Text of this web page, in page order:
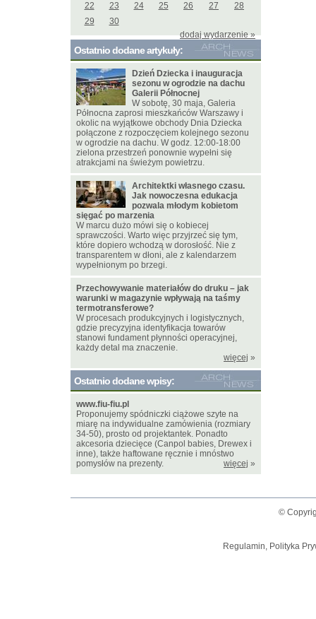
22
23 24 25 26 27
28
29
30
dodaj wydarzenie »
Ostatnio dodane artykuły:
Dzień Dziecka i inauguracja
sezonu w ogrodzie na dachu
Galerii Północnej
W sobotę, 30 maja, Galeria
Północna zaprosi mieszkańców Warszawy i
okolic na wyjątkowe obchody Dnia Dziecka
połączone z rozpoczęciem kolejnego sezonu
w ogrodzie na dachu. W godz. 12:00-18:00
zielona przestrzeń ponownie wypełni się
atrakcjami na świeżym powietrzu.
Architektki własnego czasu.
Jak nowoczesna edukacja
pozwala młodym kobietom
sięgać po marzenia
W marcu dużo mówi się o kobiecej
sprawczości. Warto więc przyjrzeć się tym,
które dopiero wchodzą w dorosłość. Nie z
transparentem w dłoni, ale z kalendarzem
wypełnionym po brzegi.
Przechowywanie materiałów do druku – jak
warunki w magazynie wpływają na taśmy
termotransferowe?
W procesach produkcyjnych i logistycznych,
gdzie precyzyjna identyfikacja towarów
stanowi fundament płynności operacyjnej,
każdy detal ma znaczenie.
więcej »
Ostatnio dodane wpisy:
www.fiu-fiu.pl
Proponujemy spódniczki ciążowe szyte na
miarę na indywidualne zamówienia (rozmiary
34-50), prosto od projektantek. Ponadto
akcesoria dziecięce (Canpol babies, Drewex i
inne), także haftowane ręcznie i mnóstwo
pomysłów na prezenty.
więcej »
©
Regulamin, Polityka